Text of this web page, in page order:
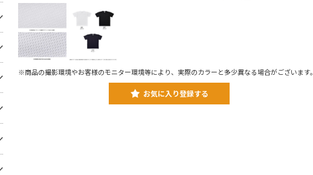
※商品の撮影環境やお客様のモニター環境等により、実際のカラーと多少異なる場合がございます。
お気に入り登録する